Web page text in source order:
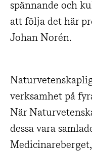
spännande och
att följa det här
Johan Norén.
verksamhet på
När
dessa vara